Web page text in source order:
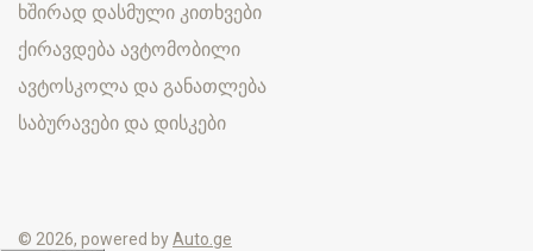
ხშირად დასმული კითხვები
ქირავდება ავტომობილი
ავტოსკოლა და განათლება
საბურავები და დისკები
© 2026, powered byAuto.ge